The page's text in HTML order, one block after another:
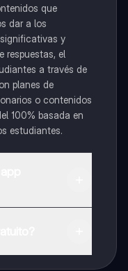
que
dar a los
y
respuestas, el
a través de
planes de
o contenidos
100% basada en
estudiantes.